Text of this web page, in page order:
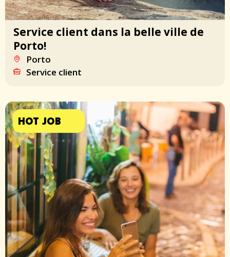
Service client dans la belle ville de
Porto!
Porto
Service client
HOT JOB